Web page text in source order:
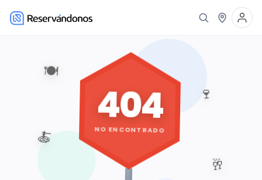
🍽️
🍷
🥂
🍝
404
NO ENCONTRADO